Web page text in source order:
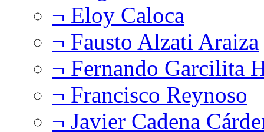
¬ Eloy Caloca
¬ Fausto Alzati Araiza
¬ Fernando Garcilita
¬ Francisco Reynoso
¬ Javier Cadena